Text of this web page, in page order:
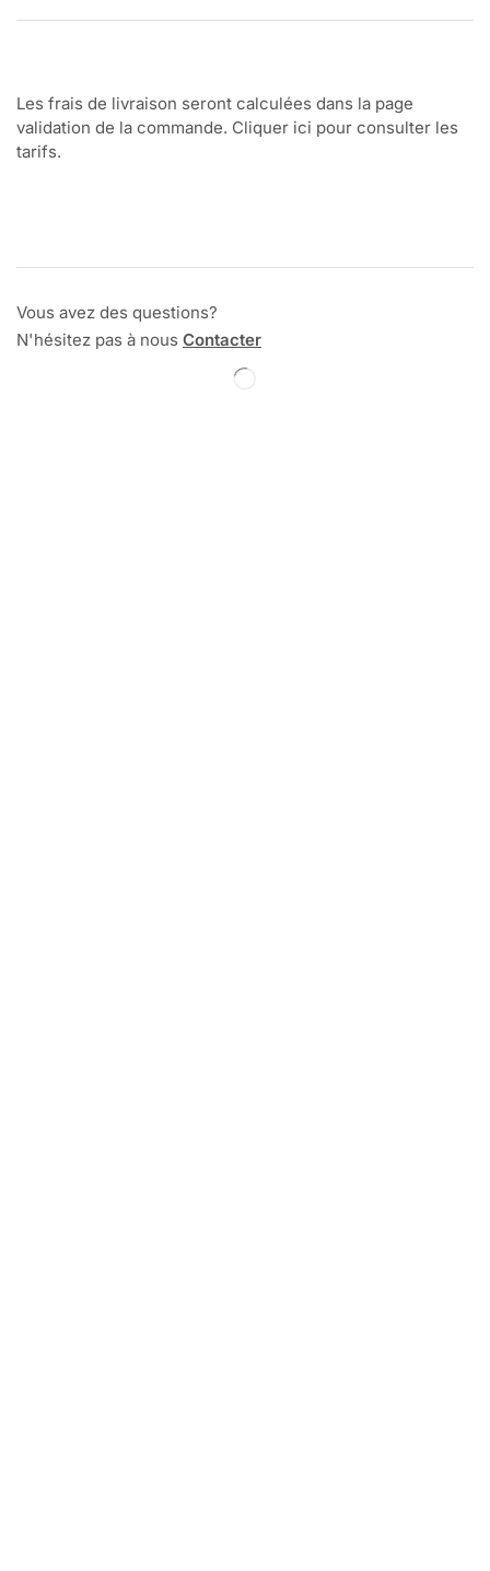
Les frais de livraison seront calculées dans la page
validation de la commande. Cliquer ici pour consulter les
tarifs.
Vous avez des questions?
N'hésitez pas à nous Contacter